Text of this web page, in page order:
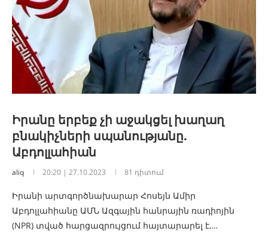
Իրանը երբեք չի աջակցել խաղաղ
բնակիչների սպանությանը.
Աբդոլլահիան
aliq 20:20 | 27.10.2023 81 դիտում
Իրանի արտգործնախարար Հոսեյն Ամիր
Աբդոլլահիանը ԱՄՆ Ազգային հանրային ռադիոյին
(NPR) տված հարցազրույցում հայտարարել է,…